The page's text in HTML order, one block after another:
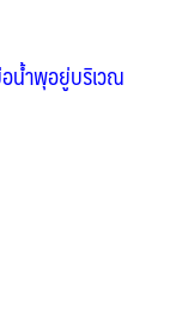
น้ำพุอยู่บริเวณ